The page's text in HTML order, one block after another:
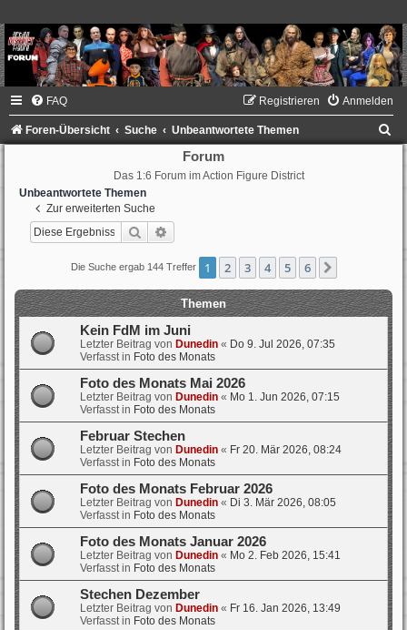
FAQ Anmelden
Registrieren
Foren-Übersicht Suche Unbeantwortete Themen
Forum
Das 1:6 Forum im Action Figure District
Unbeantwortete Themen
Zur erweiterten Suche
Suche
Die Suche ergab 144 Treffer 1 2 3 4 5 6
Themen
Kein FdM im Juni
Letzter Beitrag von Dunedin « Do 9. Jul 2026, 07:35
Verfasst in Foto des Monats
Foto des Monats Mai 2026
Letzter Beitrag von Dunedin « Mo 1. Jun 2026, 07:15
Verfasst in Foto des Monats
Februar Stechen
Letzter Beitrag von Dunedin « Fr 20. Mär 2026, 08:24
Verfasst in Foto des Monats
Foto des Monats Februar 2026
Letzter Beitrag von Dunedin « Di 3. Mär 2026, 08:05
Verfasst in Foto des Monats
Foto des Monats Januar 2026
Letzter Beitrag von Dunedin « Mo 2. Feb 2026, 15:41
Verfasst in Foto des Monats
Stechen Dezember
Letzter Beitrag von Dunedin « Fr 16. Jan 2026, 13:49
Verfasst in Foto des Monats